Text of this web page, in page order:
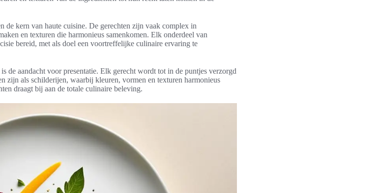
de kern van haute cuisine. De gerechten zijn vaak complex in
en texturen die harmonieus samenkomen. Elk onderdeel van
bereid, met als doel een voortreffelijke culinaire ervaring te
de aandacht voor presentatie. Elk gerecht wordt tot in de puntjes verzorgd
zijn als schilderijen, waarbij kleuren, vormen en texturen harmonieus
draagt bij aan de totale culinaire beleving.